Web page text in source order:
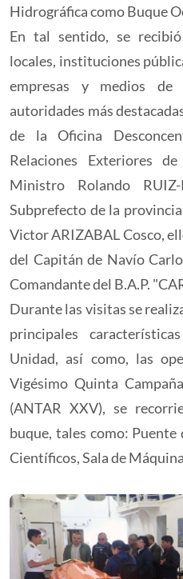
Hidrográfica como Buque
En tal sentido, se
locales, instituciones
empresas y medios de
autoridades más
de la Oficina
Relaciones Exteriores
Ministro Rolando
Subprefecto de la
Victor ARIZABAL Cosco,
del Capitán de Navío
Comandante del B.A.P.
Durante las visitas se
principales
Unidad, así como, las
Vigésimo Quinta
(ANTAR XXV), se
buque, tales como:
Científicos, Sala de